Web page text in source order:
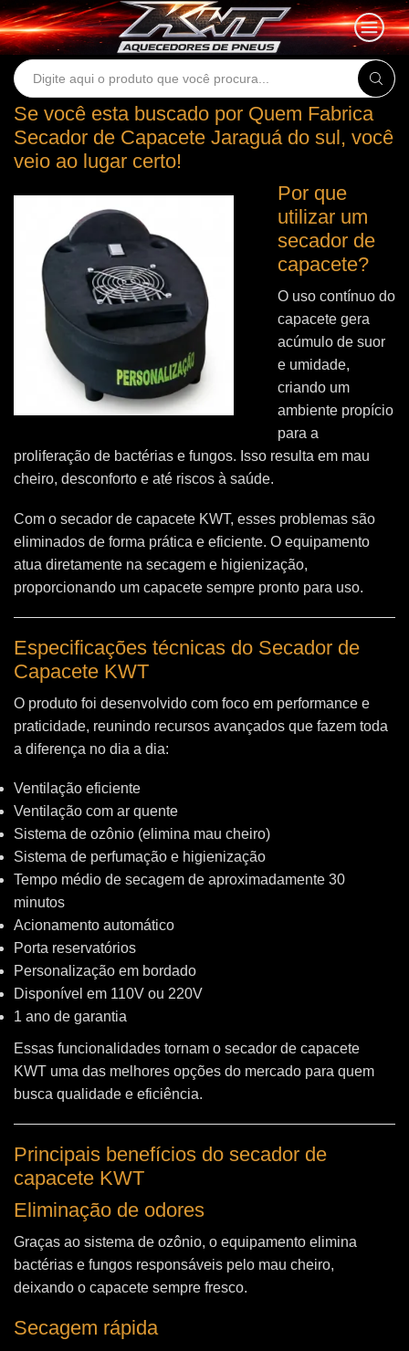
Search
Se você esta buscado por Quem Fabrica
Secador de Capacete Jaraguá do sul, você
veio ao lugar certo!
Por que
utilizar um
secador de
capacete?
O uso contínuo do
capacete gera
acúmulo de suor
e umidade,
criando um
ambiente propício
para a
proliferação de bactérias e fungos. Isso resulta em mau
cheiro, desconforto e até riscos à saúde.
Com o secador de capacete KWT, esses problemas são
eliminados de forma prática e eficiente. O equipamento
atua diretamente na secagem e higienização,
proporcionando um capacete sempre pronto para uso.
Especificações técnicas do Secador de
Capacete KWT
O produto foi desenvolvido com foco em performance e
praticidade, reunindo recursos avançados que fazem toda
a diferença no dia a dia:
Ventilação eficiente
Ventilação com ar quente
Sistema de ozônio (elimina mau cheiro)
Sistema de perfumação e higienização
Tempo médio de secagem de aproximadamente 30
minutos
Acionamento automático
Porta reservatórios
Personalização em bordado
Disponível em 110V ou 220V
1 ano de garantia
Essas funcionalidades tornam o secador de capacete
KWT uma das melhores opções do mercado para quem
busca qualidade e eficiência.
Principais benefícios do secador de
capacete KWT
Eliminação de odores
Graças ao sistema de ozônio, o equipamento elimina
bactérias e fungos responsáveis pelo mau cheiro,
deixando o capacete sempre fresco.
Secagem rápida